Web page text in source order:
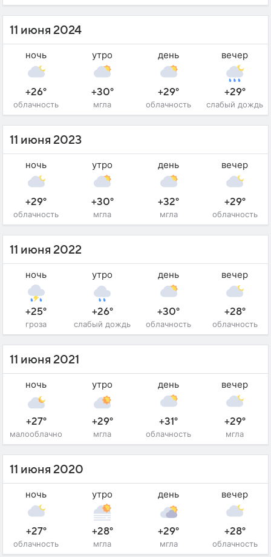
11 июня 2024
ночь
+26°
облачность
утро
+30°
мгла
день
+29°
облачность
вечер
+29°
слабый дождь
11 июня 2023
ночь
+29°
облачность
утро
+30°
мгла
день
+32°
мгла
вечер
+29°
облачность
11 июня 2022
ночь
+25°
гроза
утро
+26°
слабый дождь
день
+30°
облачность
вечер
+28°
облачность
11 июня 2021
ночь
+27°
малооблачно
утро
+29°
мгла
день
+31°
облачность
вечер
+29°
мгла
11 июня 2020
ночь
+27°
облачность
утро
+28°
мгла
день
+29°
мгла
вечер
+28°
облачность